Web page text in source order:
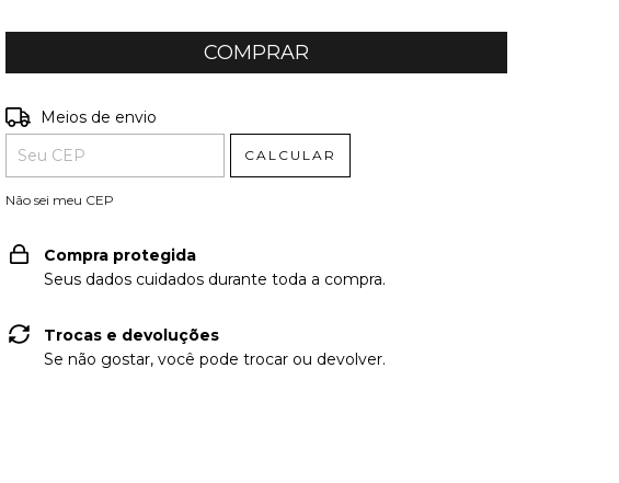
Entregas para o CEP:
Meios de envio
CALCULAR
Não sei meu CEP
Compra protegida
Seus dados cuidados durante toda a compra.
Trocas e devoluções
Se não gostar, você pode trocar ou devolver.